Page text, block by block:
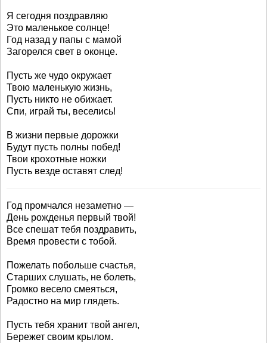
Я сегодня поздравляю
Это маленькое солнце!
Год назад у папы с мамой
Загорелся свет в оконце.
Пусть же чудо окружает
Твою маленькую жизнь,
Пусть никто не обижает.
Спи, играй ты, веселись!
В жизни первые дорожки
Будут пусть полны побед!
Твои крохотные ножки
Пусть везде оставят след!
Год промчался незаметно —
День рожденья первый твой!
Все спешат тебя поздравить,
Время провести с тобой.
Пожелать побольше счастья,
Старших слушать, не болеть,
Громко весело смеяться,
Радостно на мир глядеть.
Пусть тебя хранит твой ангел,
Бережет своим крылом.